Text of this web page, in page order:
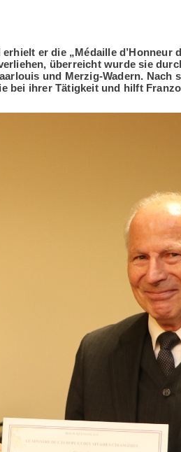
er die „Médaille d’Honneur
überreicht wurde sie
und Merzig-Wadern. Nach
bei ihrer Tätigkeit und hilft